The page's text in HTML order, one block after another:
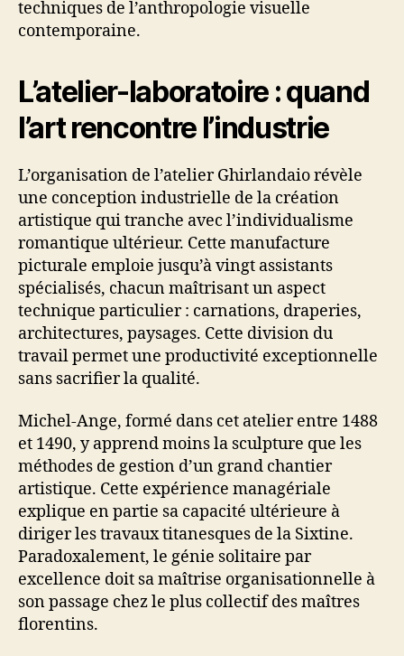
techniques de l’anthropologie visuelle
contemporaine.
L’atelier-laboratoire : quand
l’art rencontre l’industrie
L’organisation de l’atelier Ghirlandaio révèle
une conception industrielle de la création
artistique qui tranche avec l’individualisme
romantique ultérieur. Cette manufacture
picturale emploie jusqu’à vingt assistants
spécialisés, chacun maîtrisant un aspect
technique particulier : carnations, draperies,
architectures, paysages. Cette division du
travail permet une productivité exceptionnelle
sans sacrifier la qualité.
Michel-Ange, formé dans cet atelier entre 1488
et 1490, y apprend moins la sculpture que les
méthodes de gestion d’un grand chantier
artistique. Cette expérience managériale
explique en partie sa capacité ultérieure à
diriger les travaux titanesques de la Sixtine.
Paradoxalement, le génie solitaire par
excellence doit sa maîtrise organisationnelle à
son passage chez le plus collectif des maîtres
florentins.